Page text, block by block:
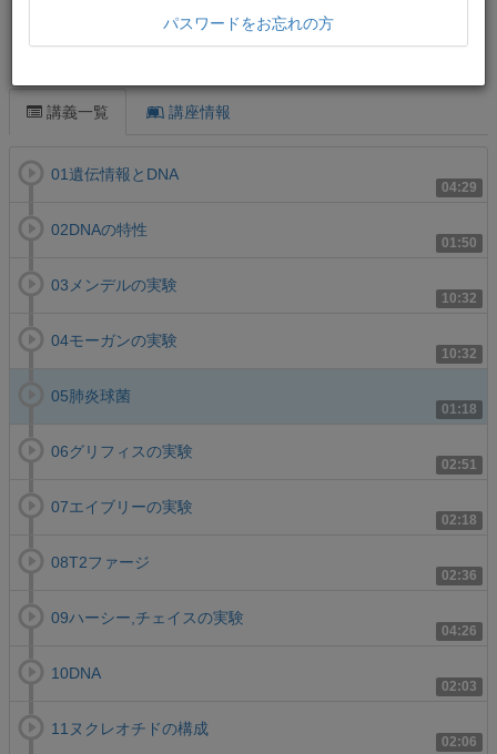
講義一覧 講座情報
04:29
01遺伝情報とDNA
01:50
02DNAの特性
10:32
03メンデルの実験
10:32
04モーガンの実験
01:18
05肺炎球菌
02:51
06グリフィスの実験
02:18
07エイブリーの実験
02:36
08T2ファージ
04:26
09ハーシー,チェイスの実験
02:03
10DNA
02:06
11ヌクレオチドの構成
パスワードをお忘れの方